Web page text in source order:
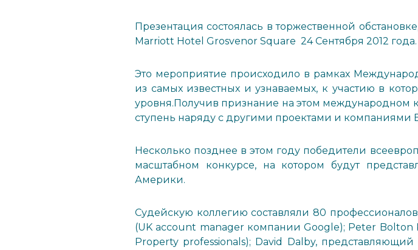
Презентация состоялась в торжественной
Marriott Hotel Grosvenor Square 24 Сентября 2012 года.
Это мероприятие происходило в рамках
из самых известных и узнаваемых, к участию в
уровня.Получив признание на этом международном
ступень наряду с другими проектами и компаниями
Несколько позднее в этом году победители
масштабном конкурсе, на котором будут
Америки.
Судейскую коллегию составляли 80
(UK account manager компании Google); Peter
Property professionals); David Dalby,